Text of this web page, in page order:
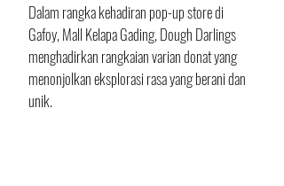
Dalam rangka kehadiran pop-up store di
Gafoy, Mall Kelapa Gading, Dough Darlings
menghadirkan rangkaian varian donat yang
menonjolkan eksplorasi rasa yang berani dan
unik.